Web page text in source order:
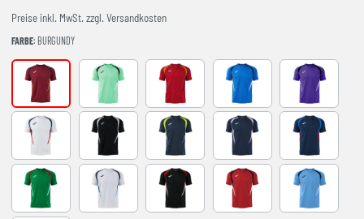
Preise inkl. MwSt. zzgl. Versandkosten
FARBE: BURGUNDY
BURGUNDY LIGHT GREEN RED-NAVY ROYAL-NAVY VIOLET
WHITE-NAVY BLACK-GREY DARK NAVY AMARILLO FLUOR
NAVY-GREY NAVY-ROYAL
VERDE-ROJO WHITE-SKY BLUE BLACK-RED RED-BLACK SKY BLUE-